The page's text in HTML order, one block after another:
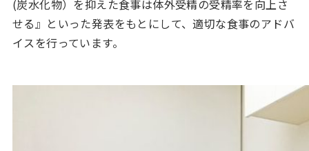
(炭水化物）を抑えた食事は体外受精の受精率を向上さ
せる』といった発表をもとにして、適切な食事のアドバ
イスを行っています。